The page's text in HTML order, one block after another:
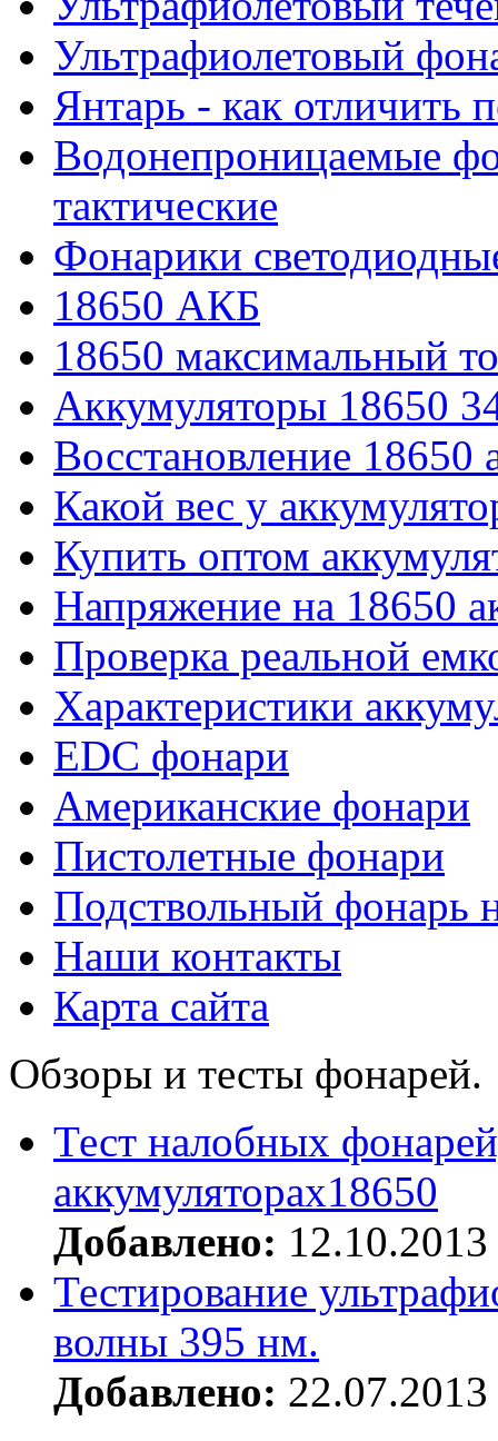
Ультрафиолетовый
Янтарь - как отличить
Водонепроницаемые
тактические
Фонарики
18650 АКБ
18650 максимальный
Аккумуляторы 18650
Восстановление 18650
Какой вес у
Купить оптом
Напряжение на 18650
Проверка реальной
Характеристики
EDC фонари
Американские фонари
Пистолетные фонари
Подствольный фонарь
Наши контакты
Карта сайта
Обзоры и тесты фонарей.
Тест налобных
аккумуляторах18650
Добавлено: 12.10.2013
Тестирование
волны 395 нм.
Добавлено: 22.07.2013